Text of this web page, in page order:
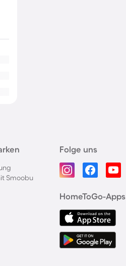
Smoobu
Folge uns
HomeToGo-Apps